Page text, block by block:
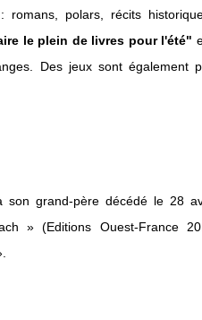
: romans, polars, récits
le plein de livres pour l'été"
Des jeux sont également
son grand-père décédé le 28
» (Editions Ouest-France